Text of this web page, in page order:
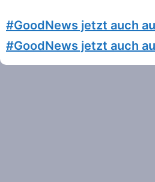
#GoodNews jetzt auch
#GoodNews jetzt auch